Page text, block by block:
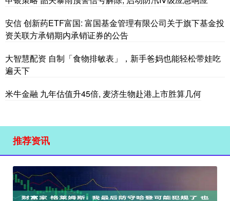
安信 创新药ETF富国: 富国基金管理有限公司关于旗下基金投
资关联方承销期内承销证券的公告
大智慧配资 自制「食物排敏表」，新手爸妈也能轻松带娃吃
遍天下
米牛金融 九年估值升45倍, 麦济生物赴港上市胜算几何
推荐资讯